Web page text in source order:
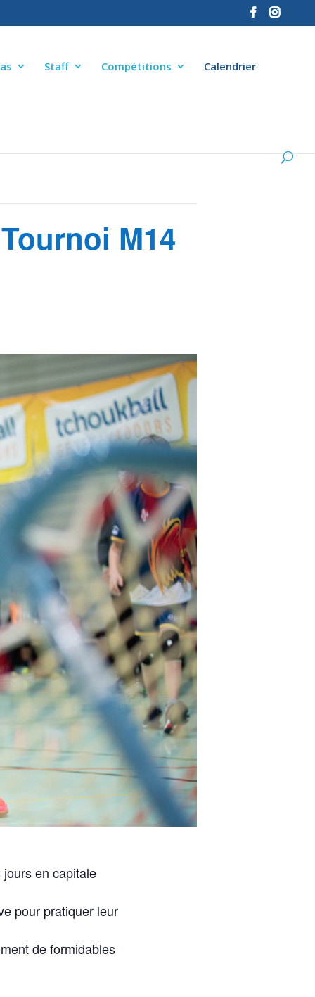
Staff Compétitions Calendrier
M14
en capitale
pour pratiquer leur
de formidables